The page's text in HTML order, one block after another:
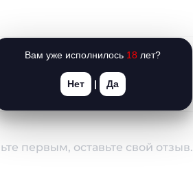
первым, оставьте свой отзыв.
Вам уже исполнилось 18 лет?
Нет | Да